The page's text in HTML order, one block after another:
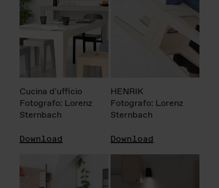
Cucina d'ufficio
Fotografo: Lorenz
Sternbach
Download
HENRIK
Fotografo: Lorenz
Sternbach
Download